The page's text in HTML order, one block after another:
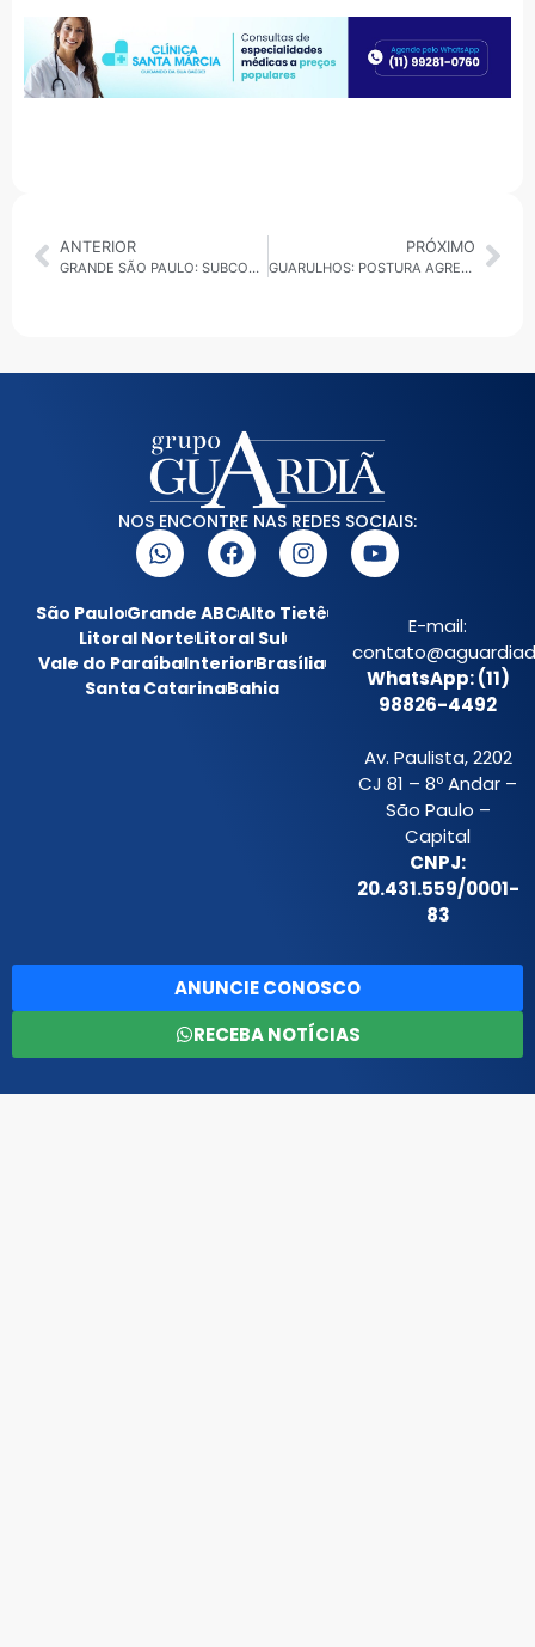
ANTERIOR
GRANDE SÃO PAULO: SUBCOMANDANTE DO 14º BATALHÃO FALA COM “A GUARDIÃ DA NOTÍCIA” SOBRE O USO DE DRONES NO POLICIAMENTO
PRÓXIMO
GUARULHOS: POSTURA AGRESSIVA DE PIETÁ EM DEBATE DEVE AMPLIAR A VANTAGEM DE LUCAS SANCHES NAS PESQUISAS
NOS ENCONTRE NAS REDES SOCIAIS:
São PauloGrande ABCAlto Tietê
Litoral NorteLitoral Sul
Vale do ParaíbaInteriorBrasília
Santa CatarinaBahia
E-mail:
WhatsApp: (11)
98826-4492
Av. Paulista, 2202
CJ 81 – 8º Andar –
São Paulo –
Capital
CNPJ:
20.431.559/0001-
83
ANUNCIE CONOSCO
RECEBA NOTÍCIAS